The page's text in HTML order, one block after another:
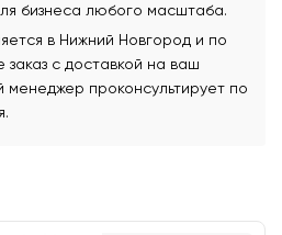
бизнеса любого масштаба.
в Нижний Новгород и по
с доставкой на ваш
проконсультирует по